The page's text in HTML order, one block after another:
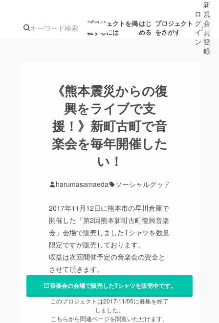
プロジェクトを掲
載するには
はじ
める
プロジェクト
をさがす
注目のリ
ターン
注目の新着プロ
ジェクト
募集終了が近いプ
ロジェクト
アート・写真
テクノロジー・ガジェット
映像・映画
ビジネス・起業
まちづくり・地域活性化
CAMPFIRE for Social Good
CAMPFIREふるさと納税 machi-ya コミュニティ
ロ
グ
イ
ン
/
新
規
会
員
登
録
《熊本震災からの復
興をライブで支
援！》新町古町で音
楽会を毎年開催した
い！
harumasamaeda ソーシャルグッド
2017年11月12日に熊本市の早川倉庫で
開催した「第2回熊本新町古町復興音楽
会」会場で販売しましたTシャツを数量
限定ですが販売しております。
収益は次回開催予定の音楽会の資金と
させて頂きます。
音楽会の会場で販売したTシャツを販売中です。
このプロジェクトは2017/11/05に募集を終了
しました。
こちらから関連ページを閲覧いただけます。